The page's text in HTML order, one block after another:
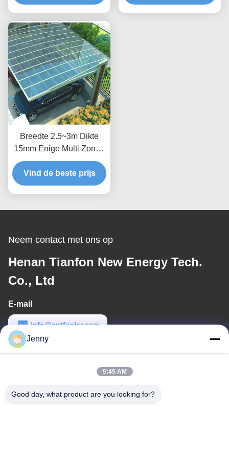
Carport zonne-
Breedte 2.5~3m Dikte
15mm Enige Multi Zonne
Photovoltaic Carport
Vind de beste prijs
Neem contact met ons op
Henan Tianfon New Energy Tech.
Co., Ltd
E-mail
info@cntfsolar.com
Werktijd
Jenny
9:45 AM
Good day, what product are you looking for?